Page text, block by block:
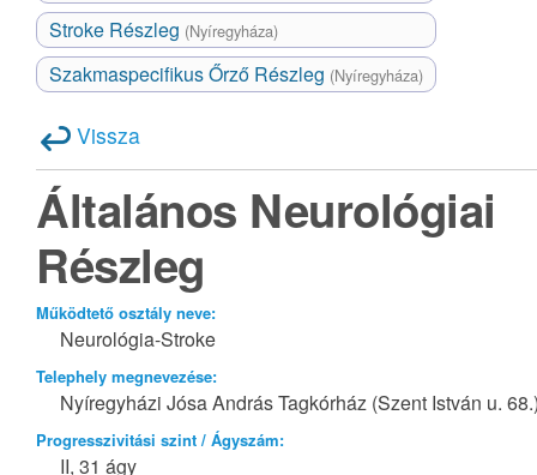
Stroke Részleg (Nyíregyháza)
Szakmaspecifikus Őrző Részleg (Nyíregyháza)
Vissza
Általános Neurológiai
Részleg
Működtető osztály neve:
Neurológia-Stroke
Telephely megnevezése:
Nyíregyházi Jósa András Tagkórház (Szent István u.
Progresszivitási szint / Ágyszám:
II, 31 ágy